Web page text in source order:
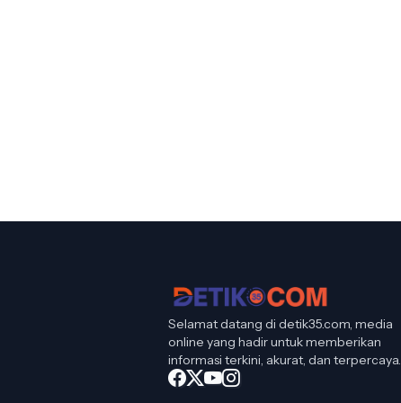
Selamat datang di detik35.com, media
online yang hadir untuk memberikan
informasi terkini, akurat, dan terpercaya.